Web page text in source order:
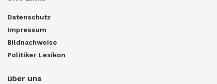
Datenschutz
Impressum
Bildnachweise
Politiker Lexikon
über uns